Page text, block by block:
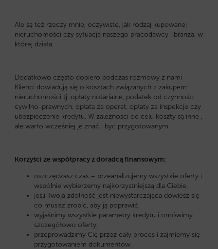
Ale są też rzeczy mniej oczywiste, jak rodzaj kupowanej
nieruchomości czy sytuacja naszego pracodawcy i branża, w
której działa.
Dodatkowo często dopiero podczas rozmowy z nami
Klienci dowiadują się o kosztach związanych z zakupem
nieruchomości tj. opłaty notarialne, podatek od czynności
cywilno-prawnych, opłata za operat, opłaty za inspekcje czy
ubezpieczenie kredytu. W zależności od celu koszty są inne ,
ale warto wcześniej je znać i być przygotowanym.
Korzyści ze współpracy z doradcą finansowym:
oszczędzasz czas – przeanalizujemy wszystkie oferty i
wspólnie wybierzemy najkorzystniejszą dla Ciebie,
jeśli Twoja zdolność jest niewystarczająca dowiesz się
co musisz zrobić, aby ją poprawić,
wyjaśnimy wszystkie parametry kredytu i omówimy
szczegółowo oferty,
przeprowadzimy Cię przez cały proces i zajmiemy się
przygotowaniem dokumentów.